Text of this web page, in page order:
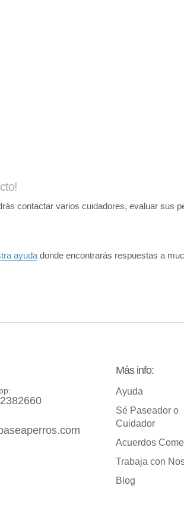
contactar varios cuidadores, evaluar sus
ayuda donde encontrarás respuestas a
Más info:
Ayuda
Sé Paseador o
Cuidador
Acuerdos
Trabaja con
Blog